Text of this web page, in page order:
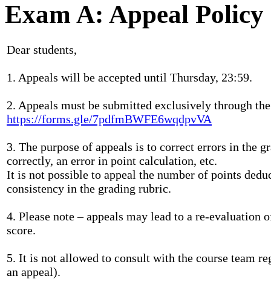
Exam A: Appeal Policy
Dear students,
1. Appeals will be accepted until Thursday, 23:59.
2. Appeals must be submitted exclusively through
https://forms.gle/7pdfmBWFE6wqdpvVA
3. The purpose of appeals is to correct errors in the
correctly, an error in point calculation, etc.
It is not possible to appeal the number of points
consistency in the grading rubric.
4. Please note – appeals may lead to a re-evaluation
score.
5. It is not allowed to consult with the course team
an appeal).